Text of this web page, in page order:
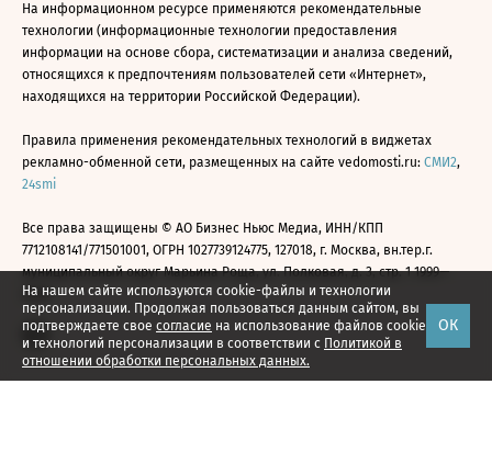
На нашем сайте используются cookie-файлы и технологии
персонализации. Продолжая пользоваться данным сайтом, вы
подтверждаете свое согласие на использование файлов cookie
и технологий персонализации в соответствии с Политикой в
отношении обработки персональных данных.
ОК
На информационном ресурсе применяются рекомендательные
технологии (информационные технологии предоставления
информации на основе сбора, систематизации и анализа сведений,
относящихся к предпочтениям пользователей сети «Интернет»,
находящихся на территории Российской Федерации).
Правила применения рекомендательных технологий в виджетах
рекламно-обменной сети, размещенных на сайте vedomosti.ru: СМИ2,
24smi
Все права защищены © АО Бизнес Ньюс Медиа, ИНН/КПП
7712108141/771501001, ОГРН 1027739124775, 127018, г. Москва, вн.тер.г.
муниципальный округ Марьина Роща, ул. Полковая, д. 3, стр. 1 1999—
2026